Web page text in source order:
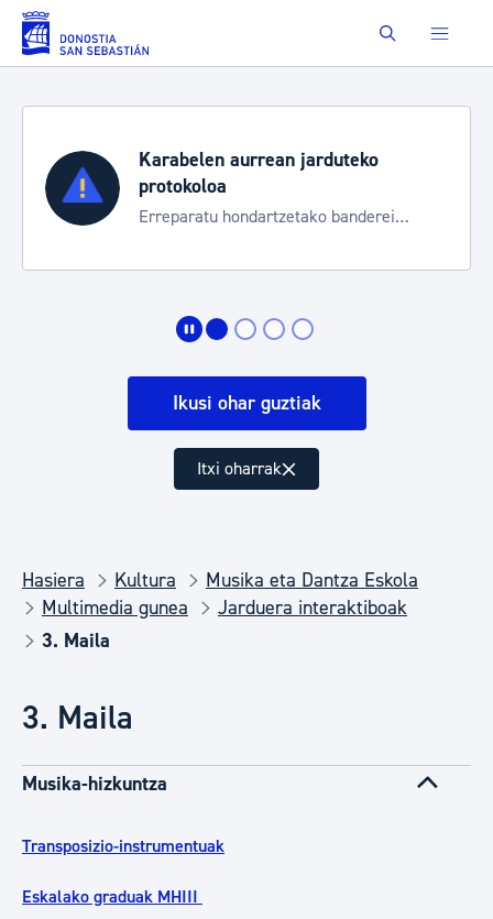
Eduki nagusira joan Buscar
Karabelen aurrean jarduteko
protokoloa
Erreparatu hondartzetako banderei
Ikusi ohar guztiak
Itxi oharrak
Hasiera Kultura
Musika eta Dantza Eskola
Multimedia gunea
Jarduera interaktiboak
3. Maila
3. Maila
Musika-hizkuntza
Transposizio-instrumentuak
Eskalako graduak MHIII